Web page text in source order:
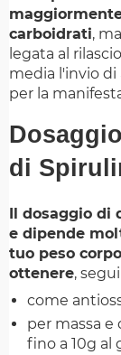
carboidrati,
legata al
media l'invio
per la
di
Il dosaggio
e dipende
tuo peso
ottenere,
come
per massa
fino a 10g al